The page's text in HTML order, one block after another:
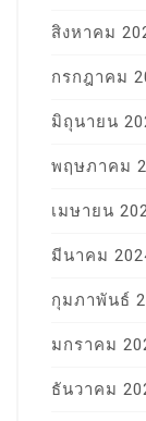
สิงหาคม
กรกฎาคม
มิถุนายน
พฤษภาคม
เมษายน
มีนาคม
กุมภาพันธ์
มกราคม
ธันวาคม